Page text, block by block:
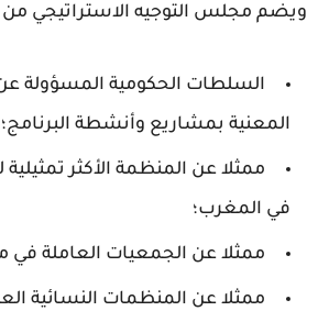
ويضم مجلس التوجيه الاستراتيجي من
السلطات الحكومية المسؤولة
المعنية بمشاريع وأنشطة البرنامج؛
ممثلا عن المنظمة الأكثر
في المغرب؛
ممثلا عن الجمعيات العاملة في
ممثلا عن المنظمات النسائية